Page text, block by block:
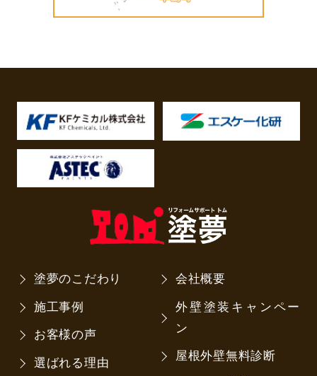
塗夢のこだわり
施工事例
お客様の声
選ばれる理由
会社概要
外壁塗装キャンペー
ン
屋根外壁無料診断